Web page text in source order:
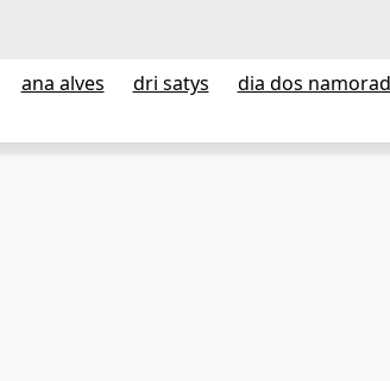
ana alves dri satys dia dos